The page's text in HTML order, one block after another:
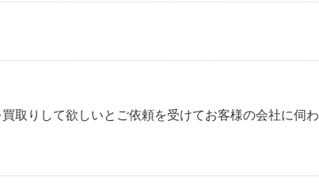
取りして欲しいとご依頼を受けてお客様の会社に伺わ